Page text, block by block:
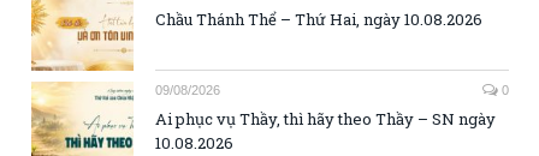
Chầu Thánh Thể – Thứ Hai, ngày 10.08.2026
09/08/2026 0
Ai phục vụ Thầy, thì hãy theo Thầy – SN ngày
10.08.2026